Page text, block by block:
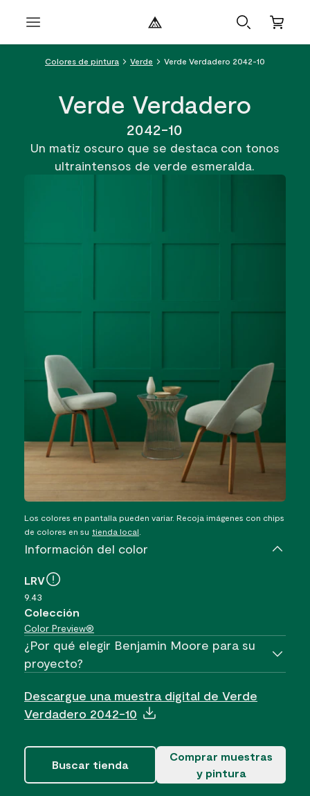
Colores de pintura Verde Verde Verdadero 2042-10
Verde Verdadero
2042-10
Un matiz oscuro que se destaca con tonos
ultraintensos de verde esmeralda.
Los colores en pantalla pueden variar. Recoja imágenes con chips
de colores en su tienda local
Información del color
LRV
9.43
Colección
Color Preview®
¿Por qué elegir Benjamin Moore para su
proyecto?
Descargue una muestra digital de Verde
Verdadero 2042-10
Buscar tienda
Comprar muestras
y pintura